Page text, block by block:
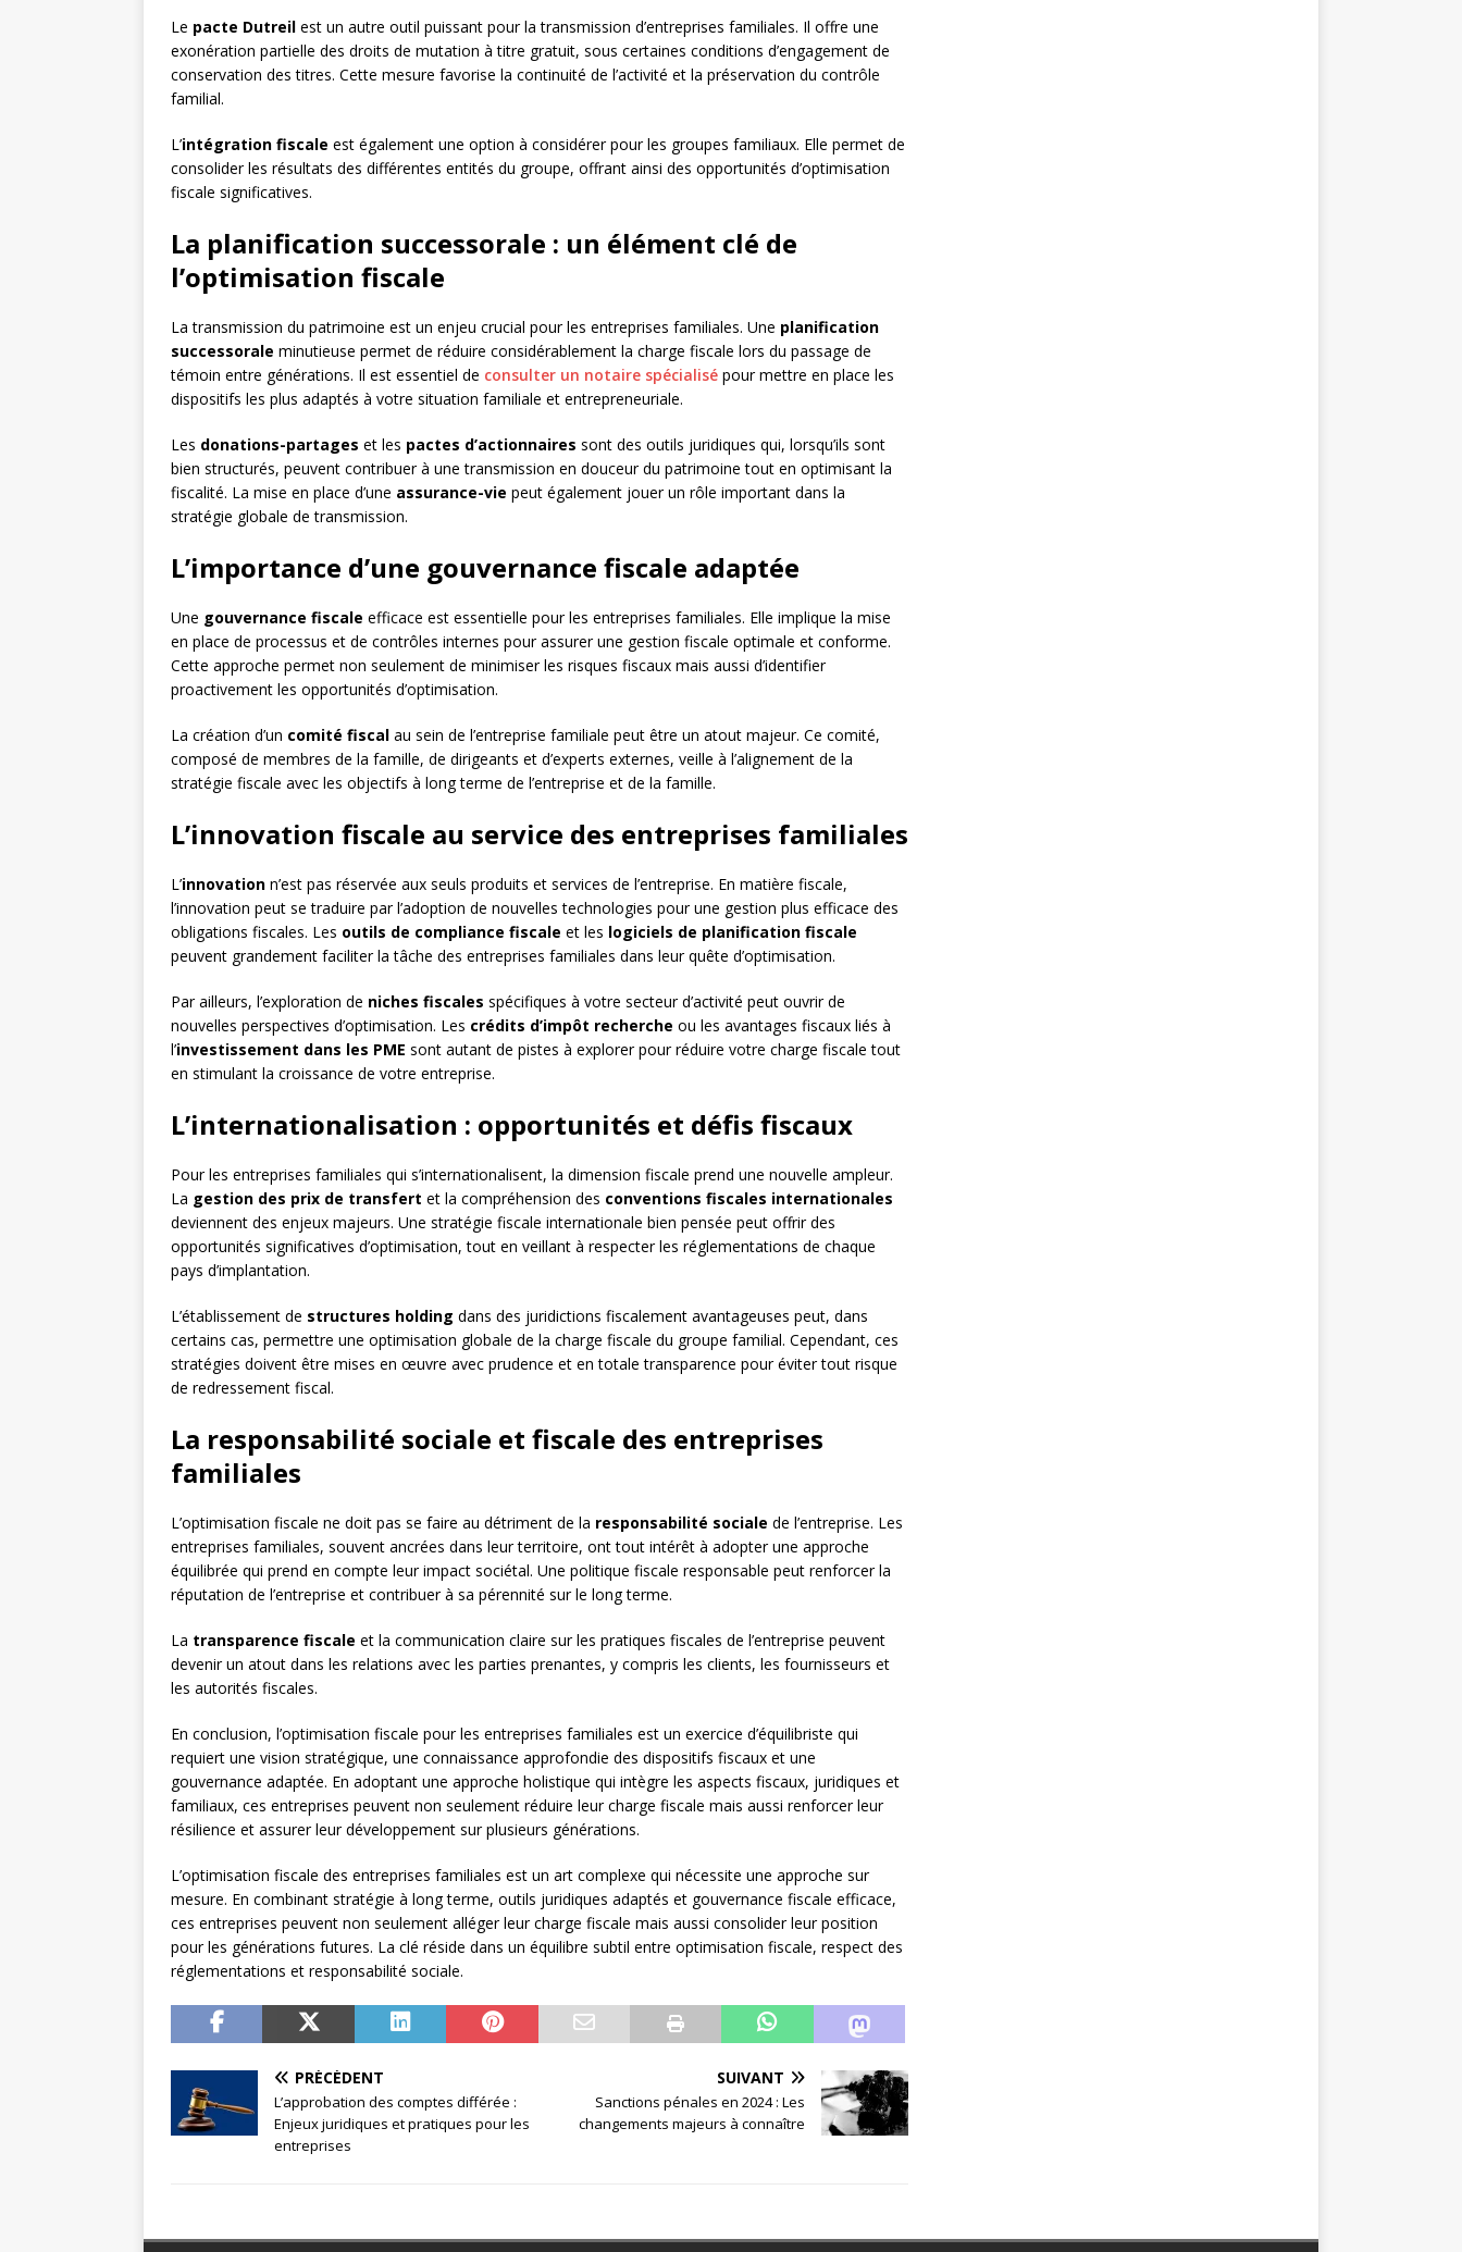
Le pacte Dutreil est un autre outil puissant pour la transmission d’entreprises familiales. Il offre une
exonération partielle des droits de mutation à titre gratuit, sous certaines conditions d’engagement de
conservation des titres. Cette mesure favorise la continuité de l’activité et la préservation du contrôle
familial.
L’intégration fiscale est également une option à considérer pour les groupes familiaux. Elle permet de
consolider les résultats des différentes entités du groupe, offrant ainsi des opportunités d’optimisation
fiscale significatives.
La planification successorale : un élément clé de
l’optimisation fiscale
La transmission du patrimoine est un enjeu crucial pour les entreprises familiales. Une planification
successorale minutieuse permet de réduire considérablement la charge fiscale lors du passage de
témoin entre générations. Il est essentiel de consulter un notaire spécialisé pour mettre en place les
dispositifs les plus adaptés à votre situation familiale et entrepreneuriale.
Les donations-partages et les pactes d’actionnaires sont des outils juridiques qui, lorsqu’ils sont
bien structurés, peuvent contribuer à une transmission en douceur du patrimoine tout en optimisant la
fiscalité. La mise en place d’une assurance-vie peut également jouer un rôle important dans la
stratégie globale de transmission.
L’importance d’une gouvernance fiscale adaptée
Une gouvernance fiscale efficace est essentielle pour les entreprises familiales. Elle implique la mise
en place de processus et de contrôles internes pour assurer une gestion fiscale optimale et conforme.
Cette approche permet non seulement de minimiser les risques fiscaux mais aussi d’identifier
proactivement les opportunités d’optimisation.
La création d’un comité fiscal au sein de l’entreprise familiale peut être un atout majeur. Ce comité,
composé de membres de la famille, de dirigeants et d’experts externes, veille à l’alignement de la
stratégie fiscale avec les objectifs à long terme de l’entreprise et de la famille.
L’innovation fiscale au service des entreprises familiales
L’innovation n’est pas réservée aux seuls produits et services de l’entreprise. En matière fiscale,
l’innovation peut se traduire par l’adoption de nouvelles technologies pour une gestion plus efficace des
obligations fiscales. Les outils de compliance fiscale et les logiciels de planification fiscale
peuvent grandement faciliter la tâche des entreprises familiales dans leur quête d’optimisation.
Par ailleurs, l’exploration de niches fiscales spécifiques à votre secteur d’activité peut ouvrir de
nouvelles perspectives d’optimisation. Les crédits d’impôt recherche ou les avantages fiscaux liés à
l’investissement dans les PME sont autant de pistes à explorer pour réduire votre charge fiscale tout
en stimulant la croissance de votre entreprise.
L’internationalisation : opportunités et défis fiscaux
Pour les entreprises familiales qui s’internationalisent, la dimension fiscale prend une nouvelle ampleur.
La gestion des prix de transfert et la compréhension des conventions fiscales internationales
deviennent des enjeux majeurs. Une stratégie fiscale internationale bien pensée peut offrir des
opportunités significatives d’optimisation, tout en veillant à respecter les réglementations de chaque
pays d’implantation.
L’établissement de structures holding dans des juridictions fiscalement avantageuses peut, dans
certains cas, permettre une optimisation globale de la charge fiscale du groupe familial. Cependant, ces
stratégies doivent être mises en œuvre avec prudence et en totale transparence pour éviter tout risque
de redressement fiscal.
La responsabilité sociale et fiscale des entreprises
familiales
L’optimisation fiscale ne doit pas se faire au détriment de la responsabilité sociale de l’entreprise. Les
entreprises familiales, souvent ancrées dans leur territoire, ont tout intérêt à adopter une approche
équilibrée qui prend en compte leur impact sociétal. Une politique fiscale responsable peut renforcer la
réputation de l’entreprise et contribuer à sa pérennité sur le long terme.
La transparence fiscale et la communication claire sur les pratiques fiscales de l’entreprise peuvent
devenir un atout dans les relations avec les parties prenantes, y compris les clients, les fournisseurs et
les autorités fiscales.
En conclusion, l’optimisation fiscale pour les entreprises familiales est un exercice d’équilibriste qui
requiert une vision stratégique, une connaissance approfondie des dispositifs fiscaux et une
gouvernance adaptée. En adoptant une approche holistique qui intègre les aspects fiscaux, juridiques et
familiaux, ces entreprises peuvent non seulement réduire leur charge fiscale mais aussi renforcer leur
résilience et assurer leur développement sur plusieurs générations.
L’optimisation fiscale des entreprises familiales est un art complexe qui nécessite une approche sur
mesure. En combinant stratégie à long terme, outils juridiques adaptés et gouvernance fiscale efficace,
ces entreprises peuvent non seulement alléger leur charge fiscale mais aussi consolider leur position
pour les générations futures. La clé réside dans un équilibre subtil entre optimisation fiscale, respect des
réglementations et responsabilité sociale.
PRÉCÉDENT
L’approbation des comptes différée :
Enjeux juridiques et pratiques pour les
entreprises
SUIVANT
Sanctions pénales en 2024 : Les
changements majeurs à connaître